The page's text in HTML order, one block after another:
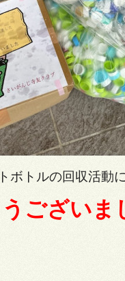
トルの回収活動
いまし